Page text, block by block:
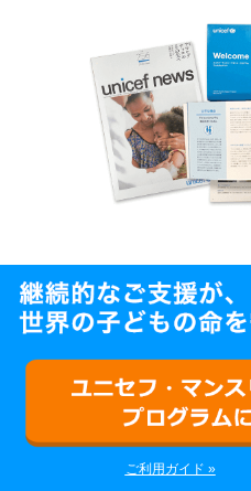
ご利用ガイド »